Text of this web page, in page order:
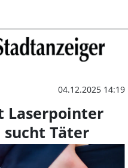
in Rinteln
04.12.2025 14:19
Laserpointer
sucht Täter